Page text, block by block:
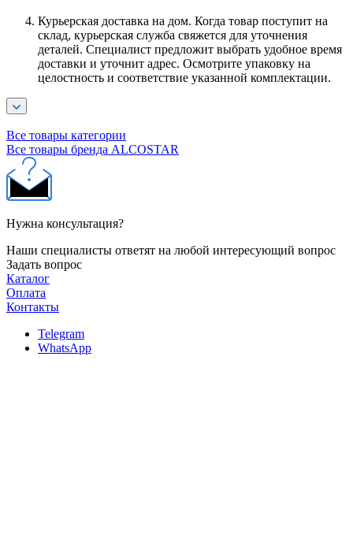
Курьерская доставка на дом. Когда товар поступит на
склад, курьерская служба свяжется для уточнения
деталей. Специалист предложит выбрать удобное время
доставки и уточнит адрес. Осмотрите упаковку на
целостность и соответствие указанной комплектации.
Все товары категории
Все товары бренда ALCOSTAR
Нужна консультация?
Наши специалисты ответят на любой интересующий вопрос
Задать вопрос
Каталог
Оплата
Контакты
Telegram
WhatsApp